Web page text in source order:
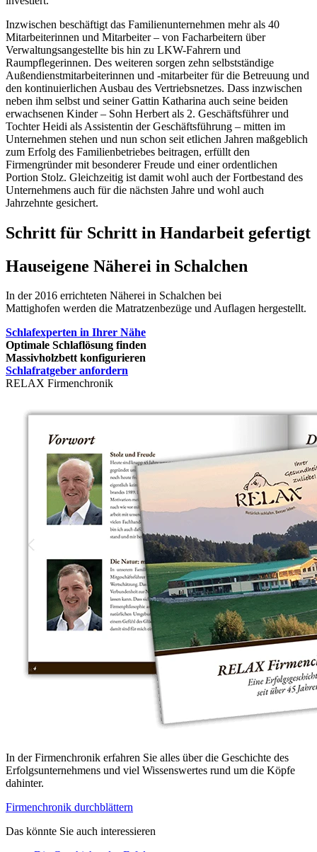
Inzwischen beschäftigt das Familienunternehmen mehr als 40
Mitarbeiterinnen und Mitarbeiter – von Facharbeitern über
Verwaltungsangestellte bis hin zu LKW-Fahrern und
Raumpflegerinnen. Des weiteren sorgen zehn selbstständige
Außendienstmitarbeiterinnen und -mitarbeiter für die Betreuung und
den kontinuierlichen Ausbau des Vertriebsnetzes. Dass inzwischen
neben ihm selbst und seiner Gattin Katharina auch seine beiden
erwachsenen Kinder – Sohn Herbert als 2. Geschäftsführer und
Tochter Heidi als Assistentin der Geschäftsführung – mitten im
Unternehmen stehen und nun schon seit etlichen Jahren maßgeblich
zum Erfolg des Familienbetriebes beitragen, erfüllt den
Firmengründer mit besonderer Freude und einer ordentlichen
Portion Stolz. Gleichzeitig ist damit wohl auch der Fortbestand des
Unternehmens auch für die nächsten Jahre und wohl auch
Jahrzehnte gesichert.
Schritt für Schritt in Handarbeit gefertigt
Hauseigene Näherei in Schalchen
In der 2016 errichteten Näherei in Schalchen bei
Mattighofen werden die Matratzenbezüge und Auflagen hergestellt.
Schlafexperten in Ihrer Nähe
Optimale Schlaflösung finden
Massivholzbett konfigurieren
Schlafratgeber anfordern
RELAX Firmenchronik
In der Firmenchronik erfahren Sie alles über die Geschichte des
Erfolgsunternehmens und viel Wissenswertes rund um die Köpfe
dahinter.
Firmenchronik durchblättern
Das könnte Sie auch interessieren